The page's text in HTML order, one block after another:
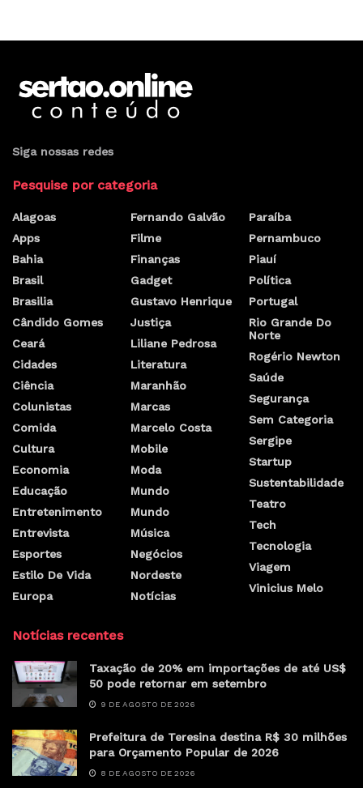
Siga nossas redes
Pesquise por categoria
Alagoas
Apps
Bahia
Brasil
Brasilia
Cândido Gomes
Ceará
Cidades
Ciência
Colunistas
Comida
Cultura
Economia
Educação
Entretenimento
Entrevista
Esportes
Estilo De Vida
Europa
Fernando Galvão
Filme
Finanças
Gadget
Gustavo Henrique
Justiça
Liliane Pedrosa
Literatura
Maranhão
Marcas
Marcelo Costa
Mobile
Moda
Mundo
Mundo
Música
Negócios
Nordeste
Notícias
Paraíba
Pernambuco
Piauí
Política
Portugal
Rio Grande Do
Norte
Rogério Newton
Saúde
Segurança
Sem Categoria
Sergipe
Startup
Sustentabilidade
Teatro
Tech
Tecnologia
Viagem
Vinicius Melo
Notícias recentes
Taxação de 20% em importações de até US$
50 pode retornar em setembro
9 DE AGOSTO DE 2026
Prefeitura de Teresina destina R$ 30 milhões
para Orçamento Popular de 2026
8 DE AGOSTO DE 2026